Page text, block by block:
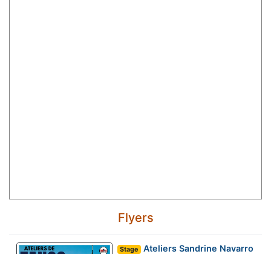
Flyers
Stage Ateliers Sandrine Navarro